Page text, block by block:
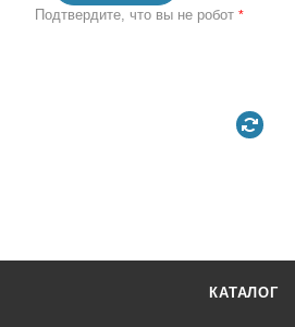
Подтвердите, что вы не робот *
КАТАЛОГ